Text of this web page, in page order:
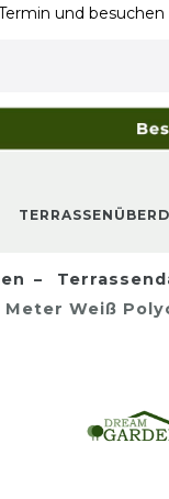
Sie unsere
Weiß